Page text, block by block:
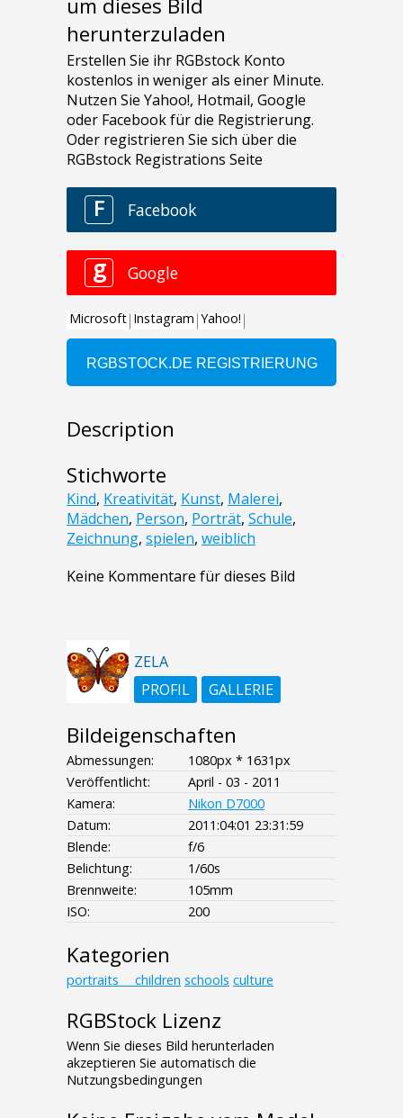
herunterzuladen
Description
Stichworte
Kind, Kreativität, Kunst, Malerei,
Mädchen, Person, Porträt, Schule,
Zeichnung, spielen, weiblich
Keine Kommentare für dieses Bild
ZELA
PROFIL
GALLERIE
Bildeigenschaften
Abmessungen:
1080px * 1631px
Veröffentlicht:
April - 03 - 2011
Kamera:
Nikon D7000
Datum:
2011:04:01 23:31:59
Blende:
f/6
Belichtung:
1/60s
Brennweite:
105mm
ISO:
200
Kategorien
portraits___children schools culture
RGBStock Lizenz
Wenn Sie dieses Bild herunterladen
akzeptieren Sie automatisch die
Nutzungsbedingungen